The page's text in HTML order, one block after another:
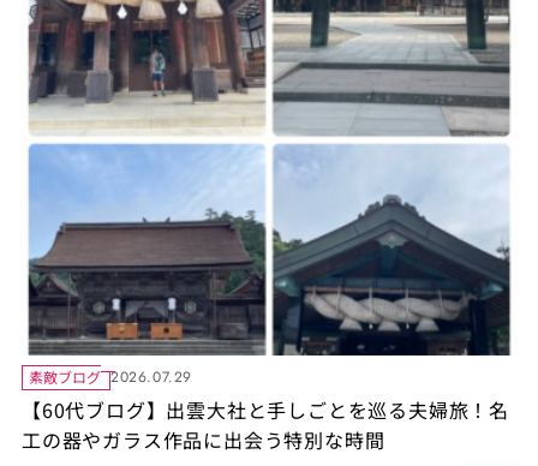
素敵ブログ 2026.07.29
【60代ブログ】出雲大社と手しごとを巡る夫婦旅！名
工の器やガラス作品に出会う特別な時間